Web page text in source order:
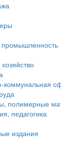
полимерные
педагогика
издания